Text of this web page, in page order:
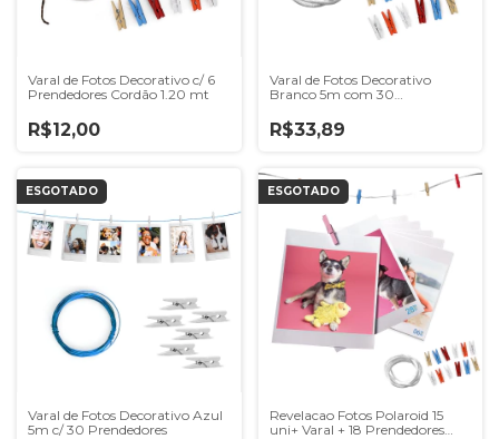
Varal de Fotos Decorativo c/ 6
Prendedores Cordão 1.20 mt
R$12,00
Varal de Fotos Decorativo
Branco 5m com 30
R$33,89
ESGOTADO
Varal de Fotos Decorativo Azul
5m c/ 30 Prendedores
ESGOTADO
Revelacao Fotos Polaroid 15
uni+ Varal + 18 Prendedores